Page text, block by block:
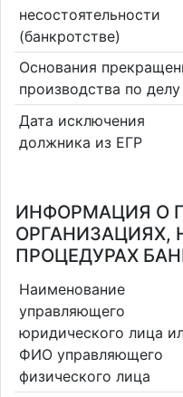
несостоятельности
(банкротстве)
Основания
производства по делу
Дата исключения
должника из ЕГР
ИНФОРМАЦИЯ О
ОРГАНИЗАЦИЯХ,
ПРОЦЕДУРАХ
Наименование
управляющего
юридического лица
ФИО управляющего
физического лица